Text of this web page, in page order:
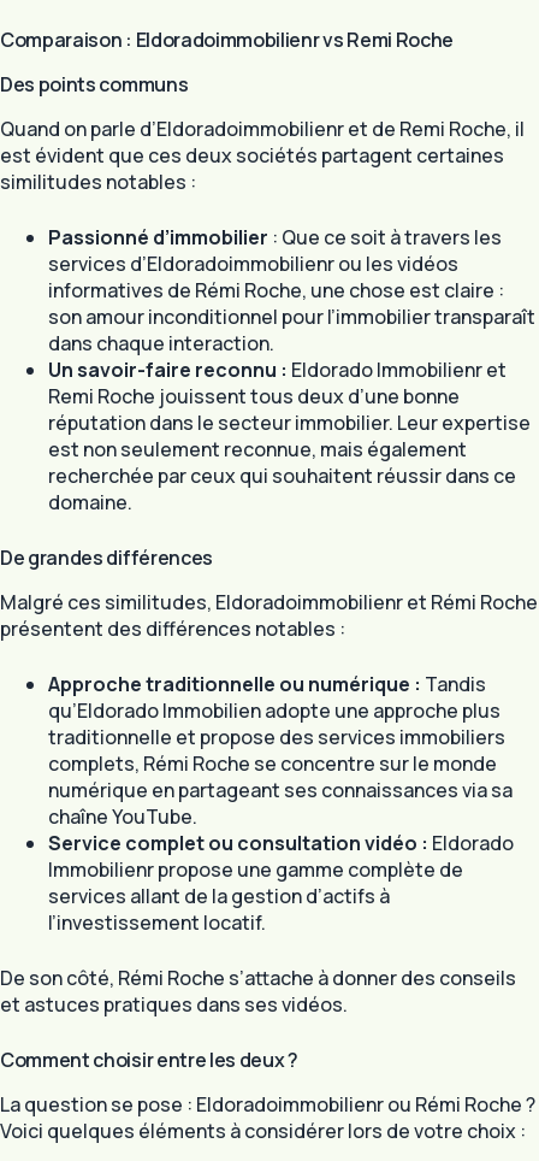
Comparaison : Eldoradoimmobilienr vs Remi Roche
Des points communs
Quand on parle d’Eldoradoimmobilienr et de Remi Roche, il
est évident que ces deux sociétés partagent certaines
similitudes notables :
Passionné d’immobilier : Que ce soit à travers les
services d’Eldoradoimmobilienr ou les vidéos
informatives de Rémi Roche, une chose est claire :
son amour inconditionnel pour l’immobilier transparaît
dans chaque interaction.
Un savoir-faire reconnu : Eldorado Immobilienr et
Remi Roche jouissent tous deux d’une bonne
réputation dans le secteur immobilier. Leur expertise
est non seulement reconnue, mais également
recherchée par ceux qui souhaitent réussir dans ce
domaine.
De grandes différences
Malgré ces similitudes, Eldoradoimmobilienr et Rémi Roche
présentent des différences notables :
Approche traditionnelle ou numérique : Tandis
qu’Eldorado Immobilien adopte une approche plus
traditionnelle et propose des services immobiliers
complets, Rémi Roche se concentre sur le monde
numérique en partageant ses connaissances via sa
chaîne YouTube.
Service complet ou consultation vidéo : Eldorado
Immobilienr propose une gamme complète de
services allant de la gestion d’actifs à
l’investissement locatif.
De son côté, Rémi Roche s’attache à donner des conseils
et astuces pratiques dans ses vidéos.
Comment choisir entre les deux ?
La question se pose : Eldoradoimmobilienr ou Rémi Roche ?
Voici quelques éléments à considérer lors de votre choix :